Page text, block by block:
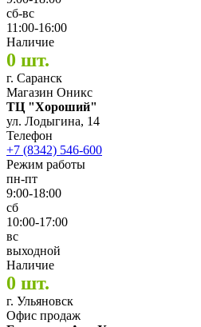
сб-вс
11:00-16:00
Наличие
0 шт.
г. Саранск
Магазин Оникс
ТЦ "Хороший"
ул. Лодыгина, 14
Телефон
+7 (8342) 546-600
Режим работы
пн-пт
9:00-18:00
сб
10:00-17:00
вс
выходной
Наличие
0 шт.
г. Ульяновск
Офис продаж